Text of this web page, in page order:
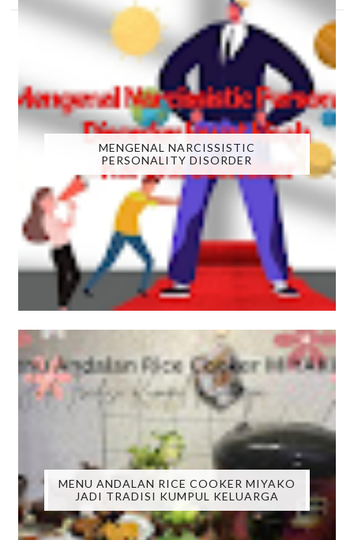
MENGENAL NARCISSISTIC
PERSONALITY DISORDER
MENU ANDALAN RICE COOKER MIYAKO
JADI TRADISI KUMPUL KELUARGA